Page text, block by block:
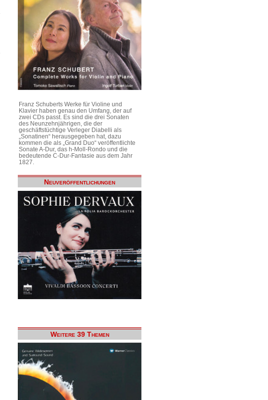
Franz Schuberts Werke für Violine und
Klavier haben genau den Umfang, der auf
zwei CDs passt. Es sind die drei Sonaten
des Neunzehnjährigen, die der
geschäftstüchtige Verleger Diabelli als
„Sonatinen“ herausgegeben hat, dazu
kommen die als „Grand Duo“ veröffentlichte
Sonate A-Dur, das h-Moll-Rondo und die
bedeutende C-Dur-Fantasie aus dem Jahr
1827.
Neuveröffentlichungen
Weitere 39 Themen